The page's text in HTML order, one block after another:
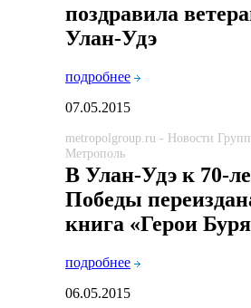
поздравила
Улан-Удэ
подробнее
07.05.2015
metropolgroup.ru - Новости
Метрополь
В Улан-Удэ к 70-
Победы
книга «Герои
подробнее
06.05.2015